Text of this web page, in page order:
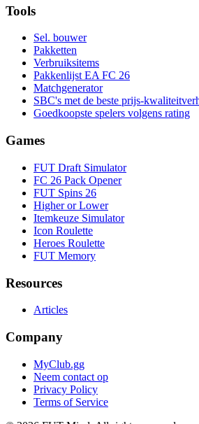
Tools
Sel. bouwer
Pakketten
Verbruiksitems
Pakkenlijst EA FC 26
Matchgenerator
SBC's met de beste prijs-
Goedkoopste spelers volgens rating
Games
FUT Draft Simulator
FC 26 Pack Opener
FUT Spins 26
Higher or Lower
Itemkeuze Simulator
Icon Roulette
Heroes Roulette
FUT Memory
Resources
Articles
Company
MyClub.gg
Neem contact op
Privacy Policy
Terms of Service